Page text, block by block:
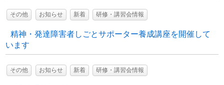
その他 お知らせ 新着 研修・講習会情報
精神・発達障害者しごとサポーター養成講座を開催して
います
その他 お知らせ 新着 研修・講習会情報